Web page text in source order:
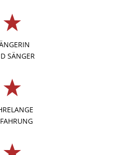
SÄNGER